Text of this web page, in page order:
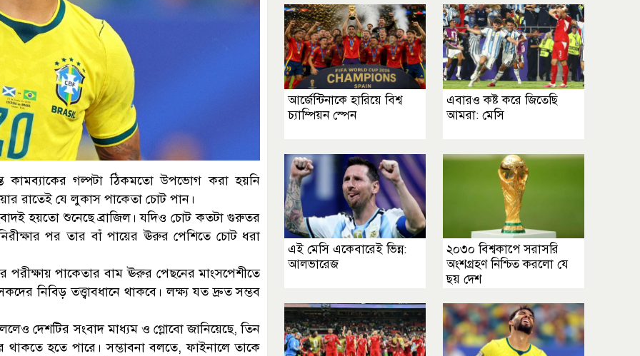
কামব্যাকের গল্পটা ঠিকমতো উপভোগ করা হয়নি
রাতেই যে লুকাস পাকেতা চোট পান।
হয়তো শুনেছে ব্রাজিল। যদিও চোট কতটা গুরুতর
পর তার বাঁ পায়ের ঊরুর পেশিতে চোট ধরা
পরীক্ষায় পাকেতার বাম ঊরুর পেছনের মাংসপেশীতে
নিবিড় তত্ত্বাবধানে থাকবে। লক্ষ্য যত দ্রুত সম্ভব
দেশটির সংবাদ মাধ্যম ও গ্লোবো জানিয়েছে, তিন
থাকতে হতে পারে। সম্ভাবনা বলতে, ফাইনালে তাকে
আর্জেন্টিনাকে হারিয়ে বিশ্ব
চ্যাম্পিয়ন স্পেন
এবারও কষ্ট করে জিতেছি
আমরা: মেসি
এই মেসি একেবারেই ভিন্ন:
আলভারেজ
২০৩০ বিশ্বকাপে সরাসরি
অংশগ্রহণ নিশ্চিত করলো যে
ছয় দেশ